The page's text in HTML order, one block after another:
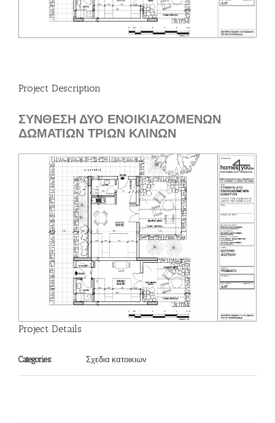
Project Description
ΣΥΝΘΕΣΗ ΔΥΟ ΕΝΟΙΚΙΑΖΟΜΕΝΩΝ
ΔΩΜΑΤΙΩΝ ΤΡΙΩΝ ΚΛΙΝΩΝ
Project Details
Categories: Σχεδια κατοικιων